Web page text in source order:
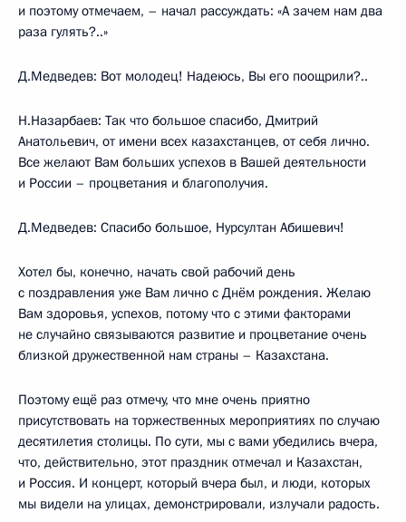
и поэтому отмечаем, – начал рассуждать: «А зачем нам два
раза гулять?..»
Д.Медведев: Вот молодец! Надеюсь, Вы его поощрили?..
Н.Назарбаев: Так что большое спасибо, Дмитрий
Анатольевич, от имени всех казахстанцев, от себя лично.
Все желают Вам больших успехов в Вашей деятельности
и России – процветания и благополучия.
Д.Медведев: Спасибо большое, Нурсултан Абишевич!
Хотел бы, конечно, начать свой рабочий день
с поздравления уже Вам лично с Днём рождения. Желаю
Вам здоровья, успехов, потому что с этими факторами
не случайно связываются развитие и процветание очень
близкой дружественной нам страны – Казахстана.
Поэтому ещё раз отмечу, что мне очень приятно
присутствовать на торжественных мероприятиях по случаю
десятилетия столицы. По сути, мы с вами убедились вчера,
что, действительно, этот праздник отмечал и Казахстан,
и Россия. И концерт, который вчера был, и люди, которых
мы видели на улицах, демонстрировали, излучали радость.